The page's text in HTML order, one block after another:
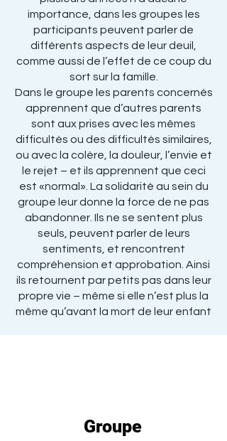
importance, dans les groupes les
participants peuvent parler de
différents aspects de leur deuil,
comme aussi de l’effet de ce coup du
sort sur la famille.
Dans le groupe les parents concernés
apprennent que d’autres parents
sont aux prises avec les mêmes
difficultés ou des difficultés similaires,
ou avec la colère, la douleur, l’envie et
le rejet – et ils apprennent que ceci
est «normal». La solidarité au sein du
groupe leur donne la force de ne pas
abandonner. Ils ne se sentent plus
seuls, peuvent parler de leurs
sentiments, et rencontrent
compréhension et approbation. Ainsi
ils retournent par petits pas dans leur
propre vie – même si elle n’est plus la
même qu’avant la mort de leur enfant
Groupe